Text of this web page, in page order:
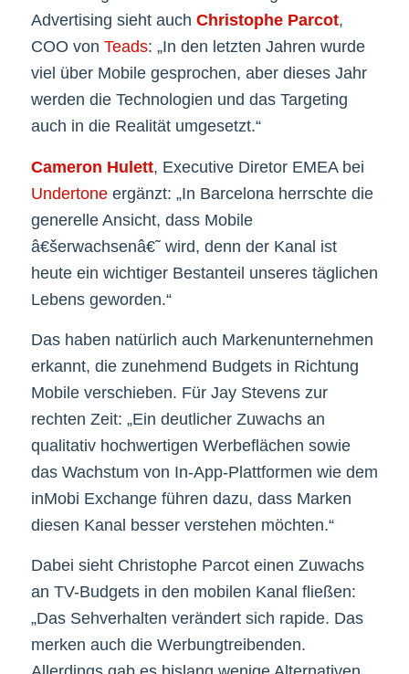
Advertising sieht auch Christophe Parcot,
COO von Teads: „In den letzten Jahren wurde
viel über Mobile gesprochen, aber dieses Jahr
werden die Technologien und das Targeting
auch in die Realität umgesetzt.“
Cameron Hulett, Executive Diretor EMEA bei
Undertoneergänzt: „In Barcelona herrschte die
generelle Ansicht, dass Mobile
â€šerwachsenâ€˜ wird, denn der Kanal ist
heute ein wichtiger Bestanteil unseres täglichen
Lebens geworden.“
Das haben natürlich auch Markenunternehmen
erkannt, die zunehmend Budgets in Richtung
Mobile verschieben. Für Jay Stevens zur
rechten Zeit: „Ein deutlicher Zuwachs an
qualitativ hochwertigen Werbeflächen sowie
das Wachstum von In-App-Plattformen wie dem
inMobi Exchange führen dazu, dass Marken
diesen Kanal besser verstehen möchten.“
Dabei sieht Christophe Parcot einen Zuwachs
an TV-Budgets in den mobilen Kanal fließen:
„Das Sehverhalten verändert sich rapide. Das
merken auch die Werbungtreibenden.